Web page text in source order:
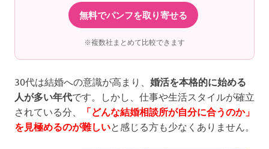
無料でパンフを取り寄せる
※複数社まとめて比較できます
30代は結婚への意識が高まり、 婚活を本格的に始める
人が多い年代です。しかし、仕事や生活スタイルが確立
されている分、
「どんな結婚相談所が自分に合うのか」
を見極めるのが難しいと感じる方も少なくありません。